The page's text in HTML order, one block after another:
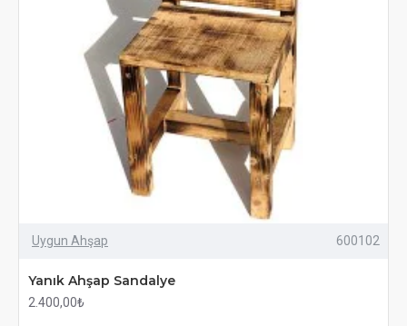
Uygun Ahşap 600102
Yanık Ahşap Sandalye
2.400,00₺